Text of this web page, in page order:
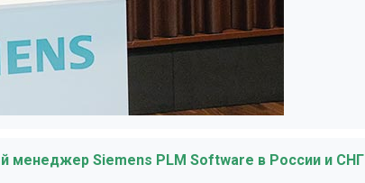
менеджер Siemens PLM Software в России и СНГ